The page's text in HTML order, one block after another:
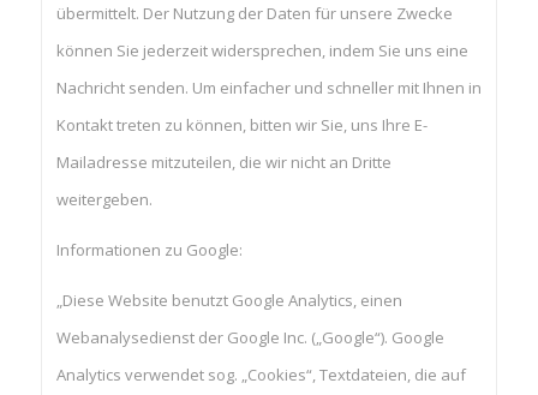
übermittelt. Der Nutzung der Daten für unsere Zwecke
können Sie jederzeit widersprechen, indem Sie uns eine
Nachricht senden. Um einfacher und schneller mit Ihnen in
Kontakt treten zu können, bitten wir Sie, uns Ihre E-
Mailadresse mitzuteilen, die wir nicht an Dritte
weitergeben.
Informationen zu Google:
„Diese Website benutzt Google Analytics, einen
Webanalysedienst der Google Inc. („Google“). Google
Analytics verwendet sog. „Cookies“, Textdateien, die auf